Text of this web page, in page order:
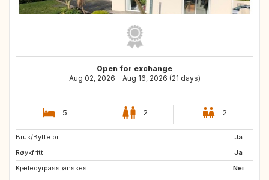
Open for exchange
Aug 02, 2026 - Aug 16, 2026 (21 days)
5 2 2
Bruk/Bytte bil:
Ja
Røykfritt:
Ja
Kjæledyrpass ønskes:
Nei
IT
DK
CH